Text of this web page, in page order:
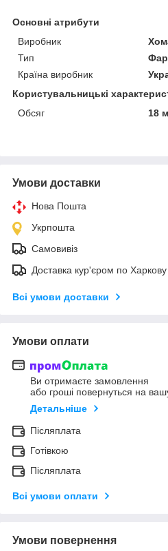
Основні атрибути
Виробник
Тип
Країна виробник
Користувальницькі
Обсяг
18
Умови доставки
Нова Пошта
Укрпошта
Самовивіз
Доставка кур'єром по Харкову
Всі умови доставки
Умови оплати
Ви отримаєте замовлення
або гроші повернуться на
Детальніше
Післяплата
Готівкою
Післяплата
Всі умови оплати
Умови повернення